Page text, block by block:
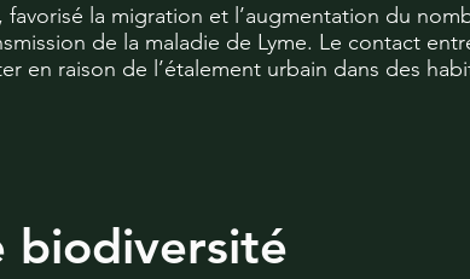
la migration et l’augmentation du
de la maladie de Lyme. Le contact
en raison de l’étalement urbain dans des
biodiversité